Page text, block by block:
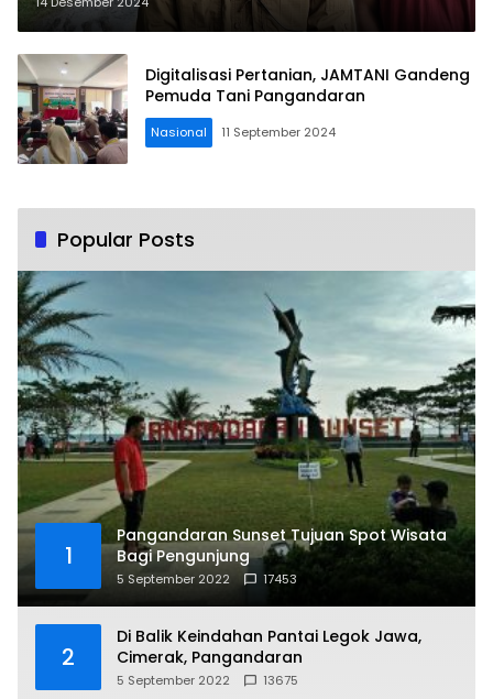
Digitalisasi Pertanian, JAMTANI Gandeng
Pemuda Tani Pangandaran
Nasional 11 September 2024
Popular Posts
1
Pangandaran Sunset Tujuan Spot Wisata
Bagi Pengunjung
5 September 2022 17453
2
Di Balik Keindahan Pantai Legok Jawa,
Cimerak, Pangandaran
5 September 2022 13675